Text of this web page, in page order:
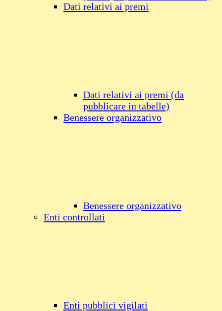
Dati relativi ai premi
Dati relativi ai premi (da
pubblicare in tabelle)
Benessere organizzativo
Benessere organizzativo
Enti controllati
Enti pubblici vigilati